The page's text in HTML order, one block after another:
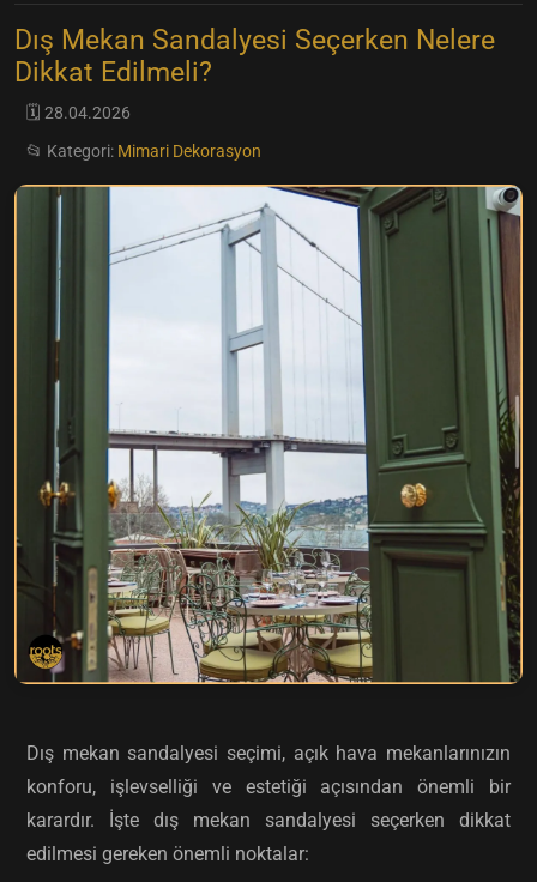
Dış Mekan Sandalyesi Seçerken Nelere
Dikkat Edilmeli?
🗓️ 28.04.2026
📂 Kategori: Mimari Dekorasyon
Dış mekan sandalyesi seçimi, açık hava mekanlarınızın
konforu, işlevselliği ve estetiği açısından önemli bir
karardır. İşte dış mekan sandalyesi seçerken dikkat
edilmesi gereken önemli noktalar: